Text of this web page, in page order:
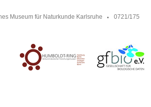
Museum für Naturkunde Karlsruhe
0721/175